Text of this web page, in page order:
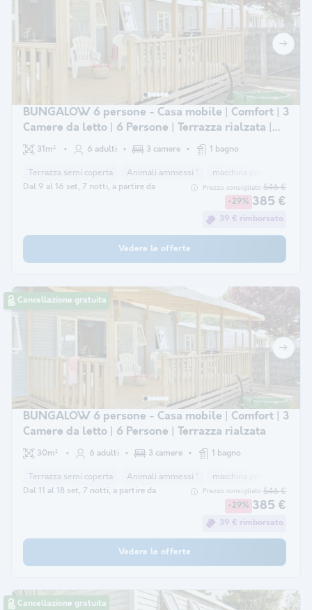
BUNGALOW 6 persone - Casa mobile | Comfort | 3
Camere da letto | 6 Persone | Terrazza rialzata |
Aria condizionata
31m² 6 adulti 3 camere 1 bagno
Terrazza semi coperta Animali ammessi * macchina per il caffè
Dal 9 al 16 set, 7 notti, a partire da Prezzo consigliato:546 €
-29% 385 €
39 € rimborsato
Vedere le offerte
Cancellazione gratuita
BUNGALOW 6 persone - Casa mobile | Comfort | 3
Camere da letto | 6 Persone | Terrazza rialzata
30m² 6 adulti 3 camere 1 bagno
Terrazza semi coperta Animali ammessi * macchina per il caffè
Dal 11 al 18 set, 7 notti, a partire da Prezzo consigliato:546 €
-29% 385 €
39 € rimborsato
Vedere le offerte
Cancellazione gratuita